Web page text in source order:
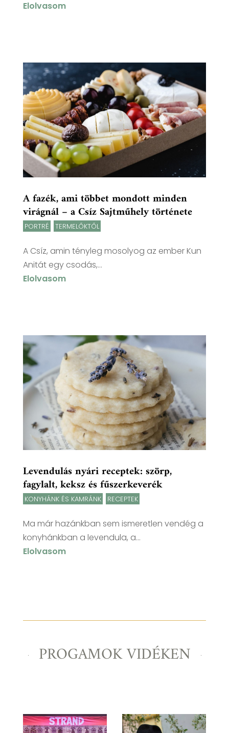
Elolvasom
A fazék, ami többet mondott minden
virágnál – a Csíz Sajtműhely története
PORTRÉ TERMELŐKTŐL
A Csíz, amin tényleg mosolyog az ember Kun
Anitát egy csodás,...
Elolvasom
Levendulás nyári receptek: szörp,
fagylalt, keksz és fűszerkeverék
KONYHÁNK ÉS KAMRÁNK RECEPTEK
Ma már hazánkban sem ismeretlen vendég a
konyhánkban a levendula, a...
Elolvasom
PROGAMOK VIDÉKEN